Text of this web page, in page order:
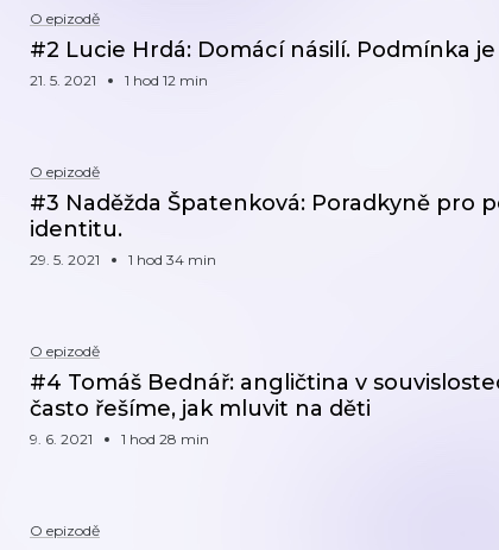
O epizodě
#2 Lucie Hrdá: Domácí násilí. Podmínka
21. 5. 2021 1 hod 12 min
O epizodě
#3 Naděžda Špatenková: Poradkyně pro
identitu.
29. 5. 2021 1 hod 34 min
O epizodě
#4 Tomáš Bednář: angličtina v
často řešíme, jak mluvit na děti
9. 6. 2021 1 hod 28 min
O epizodě